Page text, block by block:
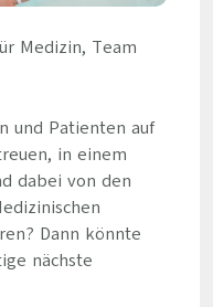
Medizin, Team
und Patienten auf
in einem
dabei von den
Dann könnte
nächste